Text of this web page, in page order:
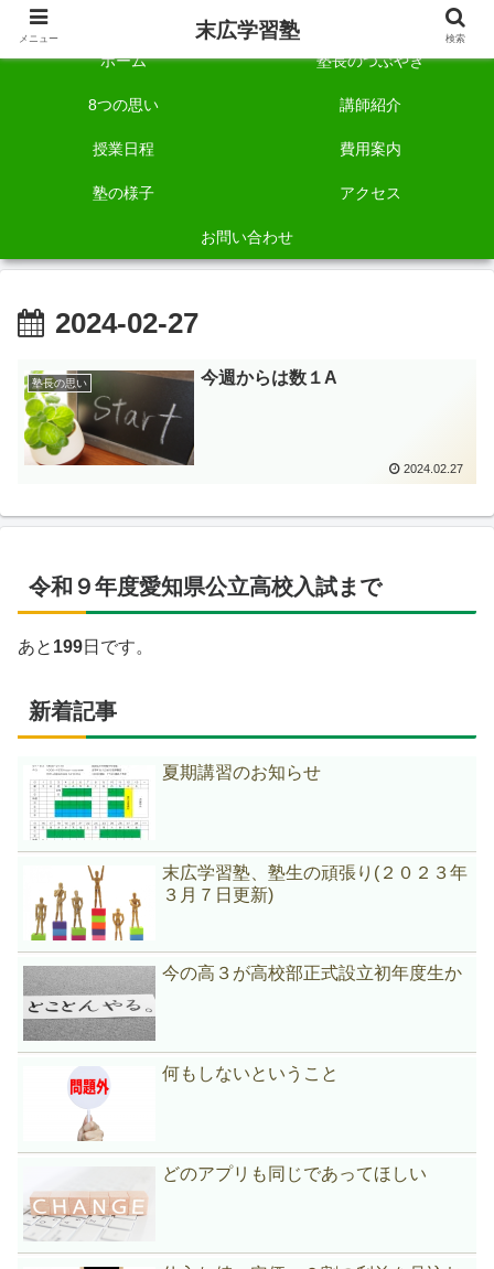
自称「一宮でいちばん塾で勉強させる塾」です。
ホーム 塾長のつぶやき
8つの思い 講師紹介
授業日程 費用案内
塾の様子 アクセス
お問い合わせ
2024-02-27
塾長の思い 今週からは数１A
2024.02.27
令和９年度愛知県公立高校入試まで
あと 199日です。
新着記事
夏期講習のお知らせ
末広学習塾、塾生の頑張り(２０２３年
３月７日更新)
今の高３が高校部正式設立初年度生か
何もしないということ
どのアプリも同じであってほしい
メニュー 末広学習塾 検索